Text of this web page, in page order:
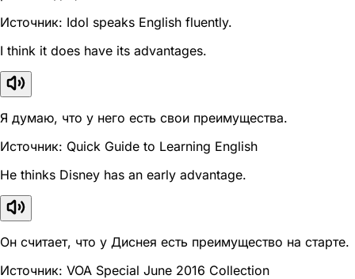
Источник: Idol speaks English fluently.
I think it does have its advantages.
Я думаю, что у него есть свои преимущества.
Источник: Quick Guide to Learning English
He thinks Disney has an early advantage.
Он считает, что у Диснея есть преимущество на старте.
Источник: VOA Special June 2016 Collection